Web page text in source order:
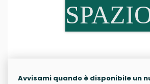
Avvisami quando è disponibile un